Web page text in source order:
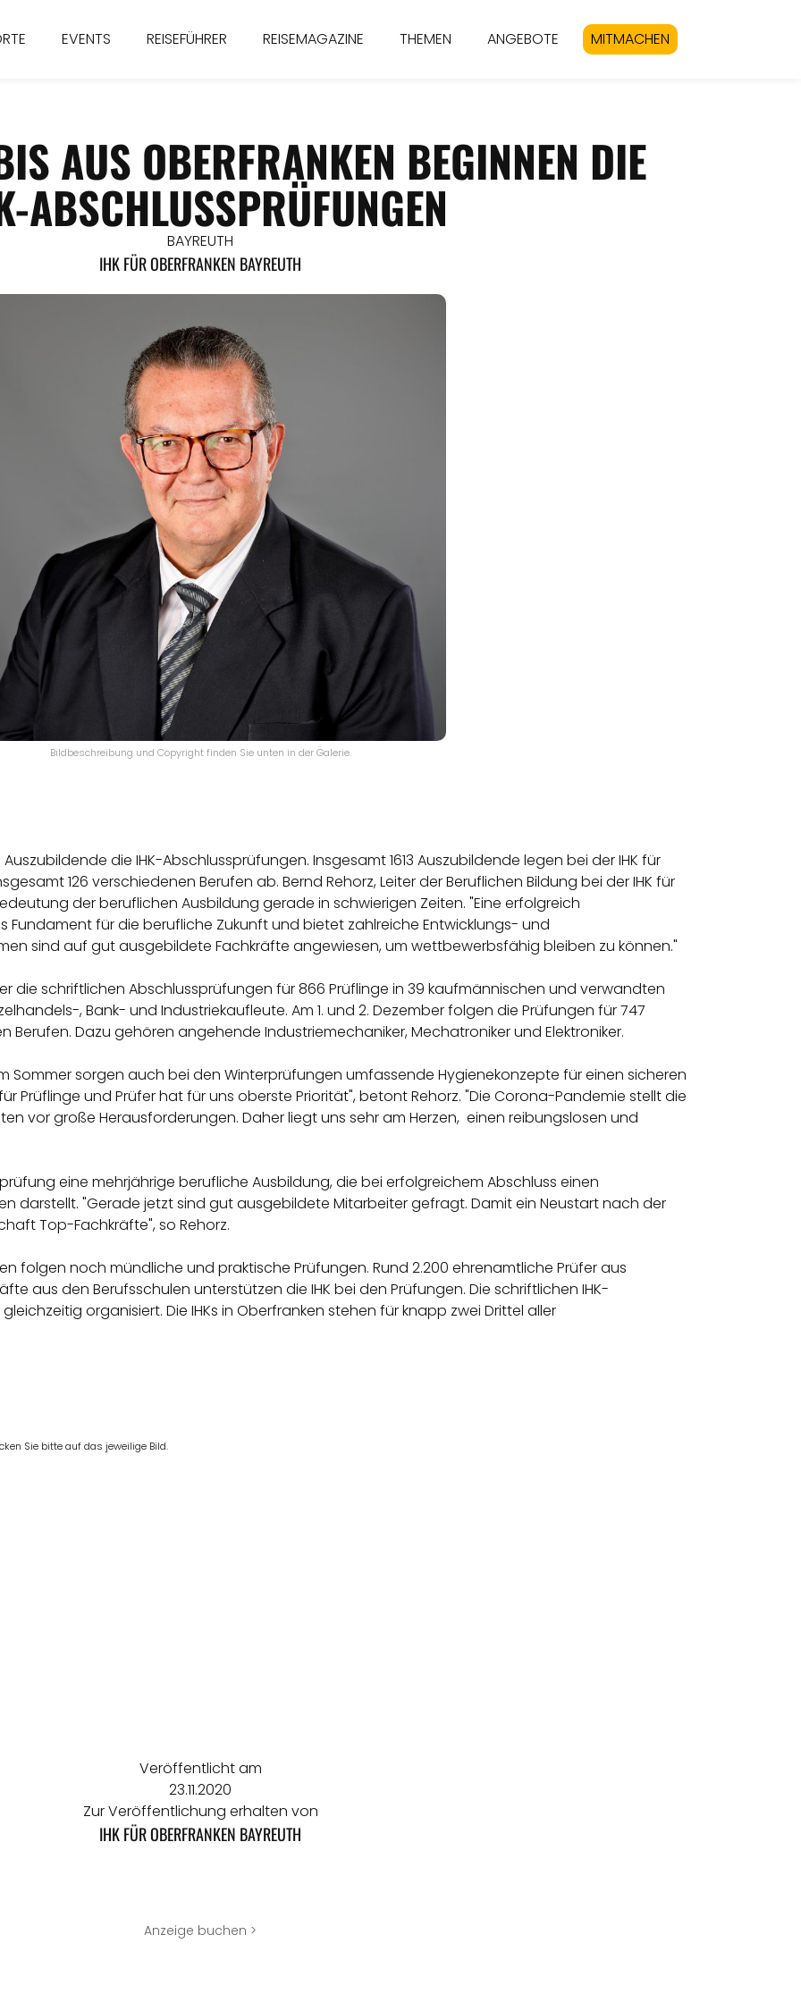
EVENTS REISEFÜHRER REISEMAGAZINE THEMEN ANGEBOTE MITMACHEN
AUS OBERFRANKEN BEGINNEN DIE
ABSCHLUSSPRÜFUNGEN
BAYREUTH
IHK FÜR OBERFRANKEN BAYREUTH
Bildbeschreibung und Copyright finden Sie unten in der Galerie.
die IHK-Abschlussprüfungen. Insgesamt 1613 Auszubildende legen bei der IHK für
126 verschiedenen Berufen ab. Bernd Rehorz, Leiter der Beruflichen Bildung bei der IHK für
der beruflichen Ausbildung gerade in schwierigen Zeiten. "Eine erfolgreich
Fundament für die berufliche Zukunft und bietet zahlreiche Entwicklungs- und
sind auf gut ausgebildete Fachkräfte angewiesen, um wettbewerbsfähig bleiben zu können."
die schriftlichen Abschlussprüfungen für 866 Prüflinge in 39 kaufmännischen und verwandten
, Bank- und Industriekaufleute. Am 1. und 2. Dezember folgen die Prüfungen für 747
Dazu gehören angehende Industriemechaniker, Mechatroniker und Elektroniker.
Sommer sorgen auch bei den Winterprüfungen umfassende Hygienekonzepte für einen sicheren
Prüflinge und Prüfer hat für uns oberste Priorität", betont Rehorz. "Die Corona-Pandemie stellt die
vor große Herausforderungen. Daher liegt uns sehr am Herzen, einen reibungslosen und
eine mehrjährige berufliche Ausbildung, die bei erfolgreichem Abschluss einen
darstellt. "Gerade jetzt sind gut ausgebildete Mitarbeiter gefragt. Damit ein Neustart nach der
Top-Fachkräfte", so Rehorz.
folgen noch mündliche und praktische Prüfungen. Rund 2.200 ehrenamtliche Prüfer aus
aus den Berufsschulen unterstützen die IHK bei den Prüfungen. Die schriftlichen IHK-
organisiert. Die IHKs in Oberfranken stehen für knapp zwei Drittel aller
Sie bitte auf das jeweilige Bild.
Veröffentlicht am
23.11.2020
Zur Veröffentlichung erhalten von
IHK FÜR OBERFRANKEN BAYREUTH
Anzeige buchen >